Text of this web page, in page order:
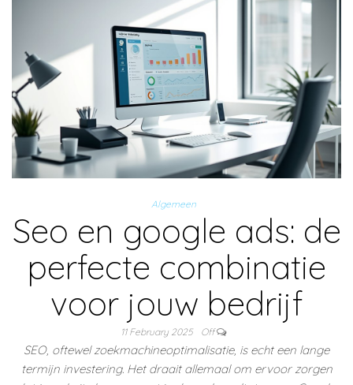
Algemeen
Seo en google ads: de
perfecte combinatie
voor jouw bedrijf
11 February 2025 Off
SEO, oftewel zoekmachineoptimalisatie, is echt een lange
termijn investering. Het draait allemaal om ervoor zorgen